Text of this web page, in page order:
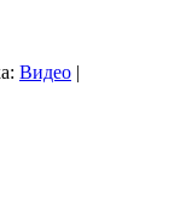
Видео |